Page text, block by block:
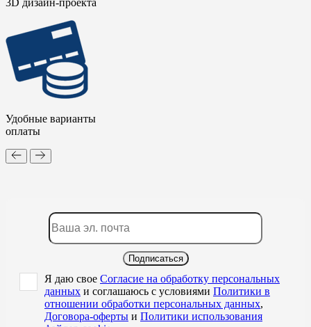
3D дизайн-проекта
Удобные варианты
оплаты
Подписаться
Я даю свое Согласие на обработку персональных
данных и соглашаюсь с условиями Политики в
отношении обработки персональных данных,
Договора-оферты и Политики использования